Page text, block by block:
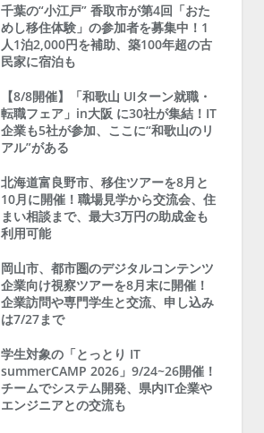
千葉の“小江戸” 香取市が第4回「おた
めし移住体験」の参加者を募集中！1
人1泊2,000円を補助、築100年超の古
民家に宿泊も
【8/8開催】「和歌山 UIターン就職・
転職フェア」in大阪 に30社が集結！IT
企業も5社が参加、ここに“和歌山のリ
アル”がある
北海道富良野市、移住ツアーを8月と
10月に開催！職場見学から交流会、住
まい相談まで、最大3万円の助成金も
利用可能
岡山市、都市圏のデジタルコンテンツ
企業向け視察ツアーを8月末に開催！
企業訪問や専門学生と交流、申し込み
は7/27まで
学生対象の「とっとり IT
summerCAMP 2026」9/24~26開催！
チームでシステム開発、県内IT企業や
エンジニアとの交流も